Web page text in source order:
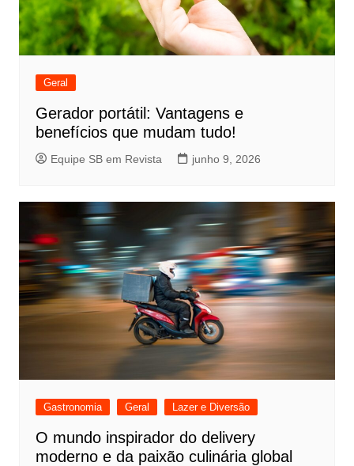
Geral
Gerador portátil: Vantagens e
benefícios que mudam tudo!
Equipe SB em Revista junho 9, 2026
Gastronomia Geral Lazer e Diversão
O mundo inspirador do delivery
moderno e da paixão culinária global